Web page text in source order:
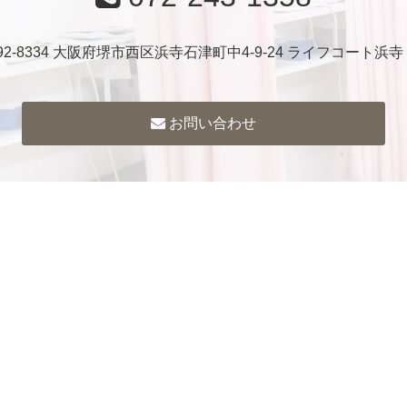
8334 大阪府堺市西区浜寺石津町中4-9-24 ライフコート浜寺
お問い合わせ